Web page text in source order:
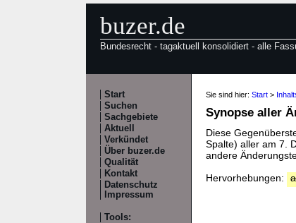
buzer.de
Bundesrecht - tagaktuell konsolidiert - alle
Start
Suchen
Sachgebiete
Aktuell
Verkündet
Über buzer.de
Qualität
Kontakt
Datenschutz
Impressum
Tools:
Sie sind hier: Start >
Synopse aller
Diese
Spalte) aller am 7.
andere
Hervorhebungen: